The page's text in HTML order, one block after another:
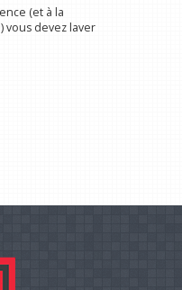
(et à la
vous devez laver